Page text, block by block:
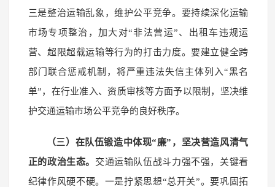
三是整治运输乱象，维护公平竞争。要持续深化运输
市场专项整治，加大对“非法营运”、出租车违规运
营、超限超载运输等行为的打击力度。要建立健全跨
部门联合惩戒机制，将严重违法失信主体列入“黑名
单”，在行业准入、资质审核等方面予以限制，坚决维
护交通运输市场公平竞争的良好秩序。
（三）在队伍锻造中体现“廉”，坚决营造风清气
正的政治生态。 交通运输队伍战斗力强不强，关键看
纪律作风硬不硬。一是拧紧思想“总开关”。要巩固拓